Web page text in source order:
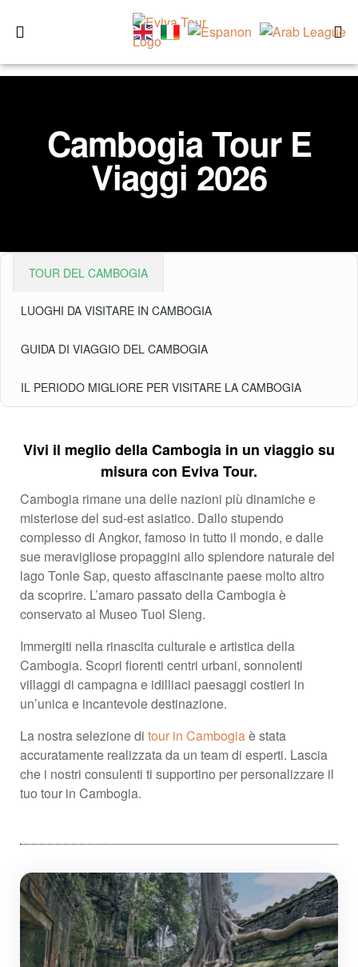
Cambogia Tour E
Viaggi 2026
TOUR DEL CAMBOGIA
LUOGHI DA VISITARE IN CAMBOGIA
GUIDA DI VIAGGIO DEL CAMBOGIA
IL PERIODO MIGLIORE PER VISITARE LA CAMBOGIA
Vivi il meglio della Cambogia in un viaggio su
misura con Eviva Tour.
Cambogia rimane una delle nazioni più dinamiche e
misteriose del sud-est asiatico. Dallo stupendo
complesso di Angkor, famoso in tutto il mondo, e dalle
sue meravigliose propaggini allo splendore naturale del
lago Tonle Sap, questo affascinante paese molto altro
da scoprire. L’amaro passato della Cambogia è
conservato al Museo Tuol Sleng.
Immergiti nella rinascita culturale e artistica della
Cambogia. Scopri fiorenti centri urbani, sonnolenti
villaggi di campagna e idilliaci paesaggi costieri in
un’unica e incantevole destinazione.
La nostra selezione di tour in Cambogiaè stata
accuratamente realizzata da un team di esperti. Lascia
che i nostri consulenti ti supportino per personalizzare il
tuo tour in Cambogia.